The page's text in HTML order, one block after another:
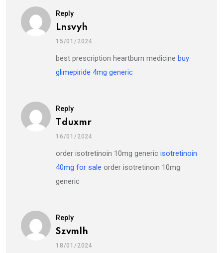
Reply
Lnsvyh
15/01/2024
best prescription heartburn medicine buy
glimepiride 4mg generic
Reply
Tduxmr
16/01/2024
order isotretinoin 10mg generic isotretinoin
40mg for sale order isotretinoin 10mg
generic
Reply
Szvmlh
18/01/2024